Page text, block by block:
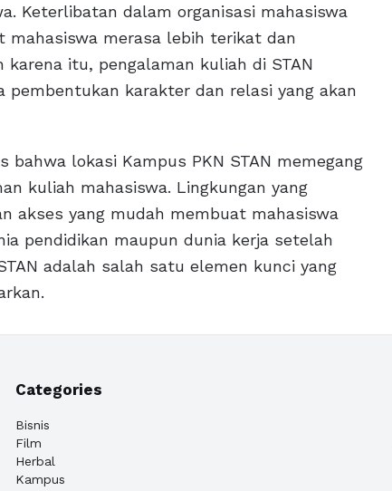
Keterlibatan dalam organisasi mahasiswa
mahasiswa merasa lebih terikat dan
itu, pengalaman kuliah di STAN
pembentukan karakter dan relasi yang akan
lokasi Kampus PKN STAN memegang
kuliah mahasiswa. Lingkungan yang
akses yang mudah membuat mahasiswa
pendidikan maupun dunia kerja setelah
adalah salah satu elemen kunci yang
Categories
Bisnis
Film
Herbal
Kampus